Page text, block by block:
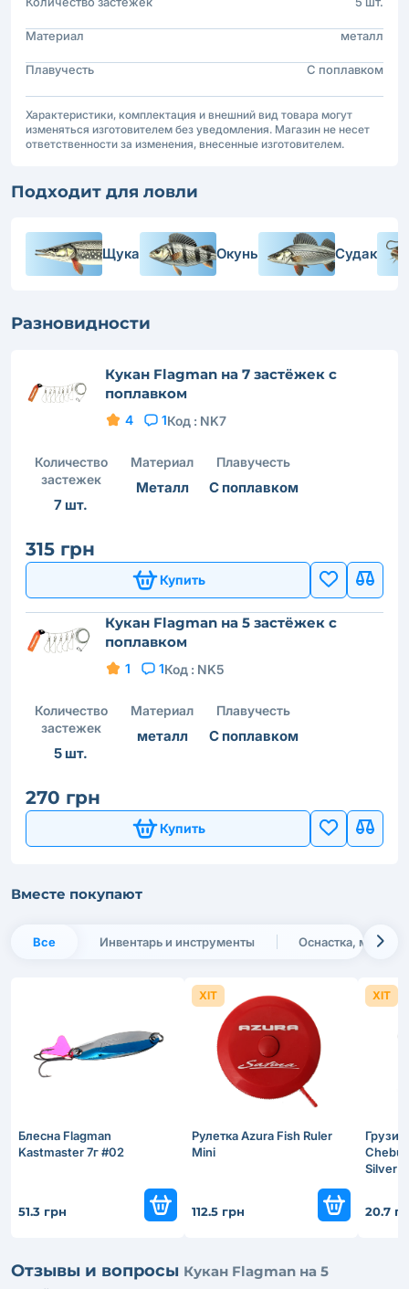
Материал металл
Плавучесть С поплавком
Характеристики, комплектация и внешний вид товара могут
изменяться изготовителем без уведомления. Магазин не несет
ответственности за изменения, внесенные изготовителем.
Подходит для ловли
Щука Окунь Судак
Разновидности
Кукан Flagman на 7 застёжек с
поплавком
4 1Код : NK7
Количество
застежек
7 шт.
Материал
Металл
Плавучесть
С поплавком
315 грн
Купить
Кукан Flagman на 5 застёжек с
поплавком
1 1Код : NK5
Количество
застежек
5 шт.
Материал
металл
Плавучесть
С поплавком
270 грн
Купить
Вместе покупают
Все Инвентарь и инструменты Оснастка, монтаж
Блесна Flagman
Kastmaster 7г #02
51.3 грн
ХІТ
Рулетка Azura Fish Ruler
Mini
112.5 грн
ХІТ
Silver
20.7
Отзывы и вопросы Кукан Flagman на 5